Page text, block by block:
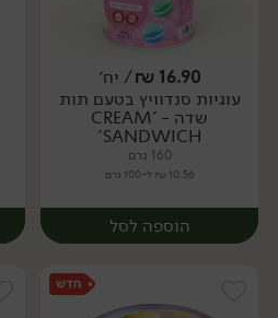
יח׳
16.90
₪/ יח׳
עוגיות סנדוויץ בטעם תות
שדה - 'CREAM
SANDWICH'
160 גרם
10.56 ₪ ל-100 גרם
הוספה לסל